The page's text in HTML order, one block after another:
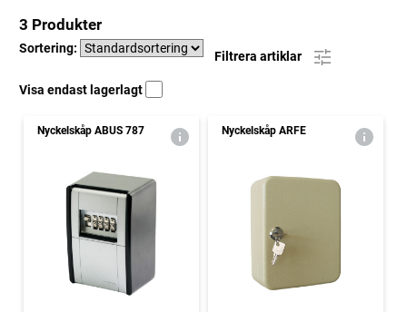
3 Produkter
Sortering:
Filtrera artiklar
Visa endast lagerlagt
Nyckelskåp ABUS 787 Nyckelskåp ARFE